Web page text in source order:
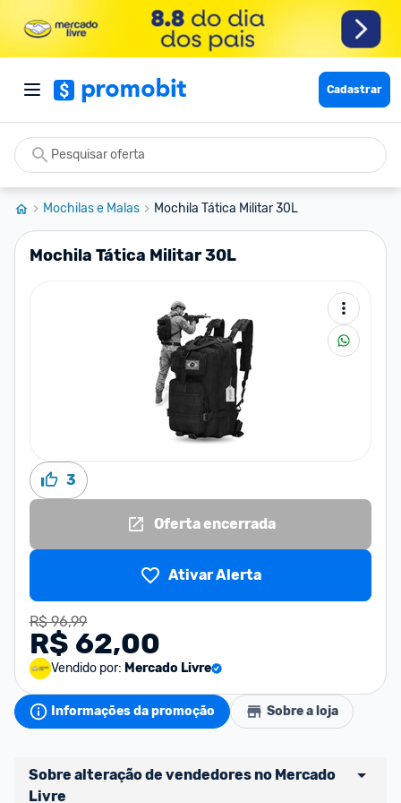
Cadastrar
Mochilas e Malas Mochila Tática Militar 30L
Mochila Tática Militar 30L
3
Oferta encerrada
Ativar Alerta
R$ 96,99
R$ 62,00
Vendido por: Mercado Livre
Informações da promoção Sobre a loja
Sobre alteração de vendedores no Mercado
Livre